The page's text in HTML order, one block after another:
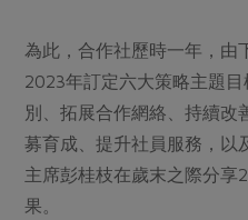
家庭清潔
日用品
防災用品
最新產品
異國料理
年菜食譜
養身食補
節慶大餐
更多議題活動
傳到心坎裡，誠心又澎派
生活者e週報
典藏閱覽室
選舉專區
媒體報導
下載專區
為此，合作社歷時一年，由
2023年訂定六大策略主題
別、拓展合作網絡、持續改
募育成、提升社員服務，以
主席彭桂枝在歲末之際分享
果。